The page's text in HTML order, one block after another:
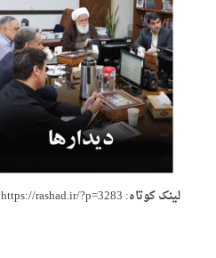
لینک کوتاه: https://rashad.ir/?p=3283